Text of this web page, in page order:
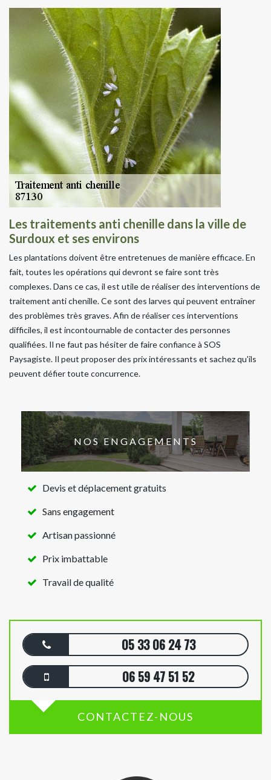
Les traitements anti chenille dans la ville de
Surdoux et ses environs
Les plantations doivent être entretenues de manière efficace. En
fait, toutes les opérations qui devront se faire sont très
complexes. Dans ce cas, il est utile de réaliser des interventions de
traitement anti chenille. Ce sont des larves qui peuvent entraîner
des problèmes très graves. Afin de réaliser ces interventions
difficiles, il est incontournable de contacter des personnes
qualifiées. Il ne faut pas hésiter de faire confiance à SOS
Paysagiste. Il peut proposer des prix intéressants et sachez qu'ils
peuvent défier toute concurrence.
NOS ENGAGEMENTS
Devis et déplacement gratuits
Sans engagement
Artisan passionné
Prix imbattable
Travail de qualité
05 33 06 24 73
06 59 47 51 52
CONTACTEZ-NOUS